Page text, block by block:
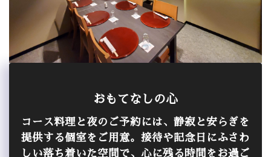
おもてなしの心
コース料理と夜のご予約には、静寂と安らぎを
提供する個室をご用意。接待や記念日にふさわ
しい落ち着いた空間で、心に残る時間をお過ご